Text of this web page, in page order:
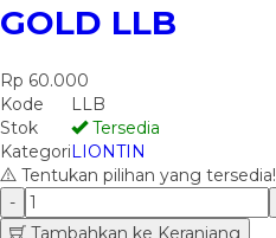
GOLD LLB
Rp 60.000
Kode
LLB
Stok
Tersedia
KategoriLIONTIN
Tentukan pilihan yang tersedia!
-
Tambahkan ke Keranjang